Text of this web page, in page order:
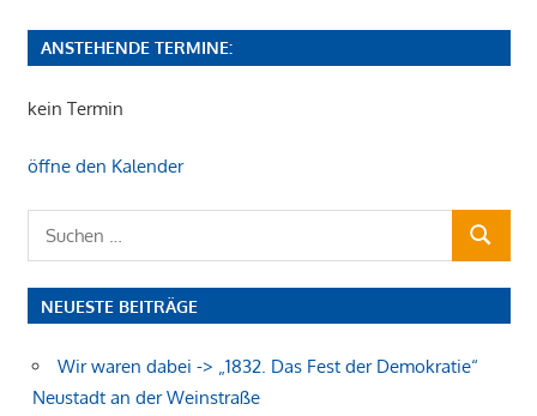
ANSTEHENDE TERMINE:
kein Termin
öffne den Kalender
SUCHEN
NEUESTE BEITRÄGE
Wir waren dabei -> „1832. Das Fest der Demokratie“
Neustadt an der Weinstraße